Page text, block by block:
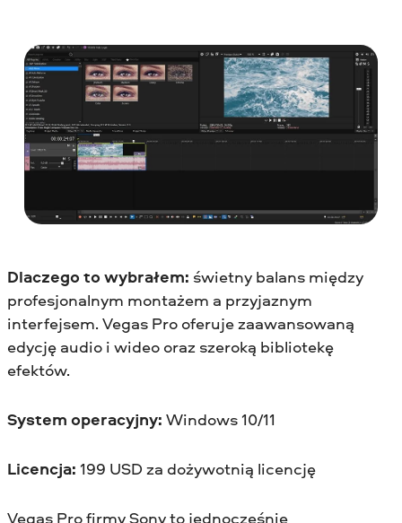
Dlaczego to wybrałem: świetny balans między
profesjonalnym montażem a przyjaznym
interfejsem. Vegas Pro oferuje zaawansowaną
edycję audio i wideo oraz szeroką bibliotekę
efektów.
System operacyjny: Windows 10/11
Licencja: 199 USD za dożywotnią licencję
Vegas Pro firmy Sony to jednocześnie